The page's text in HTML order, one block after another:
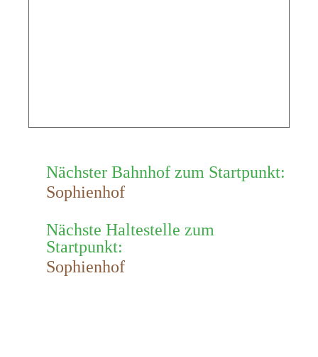
Nächster Bahnhof zum Startpunkt:
Sophienhof
Nächste Haltestelle zum
Startpunkt:
Sophienhof